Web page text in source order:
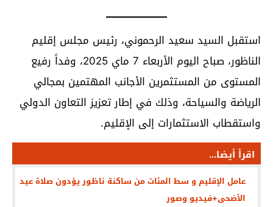
استقبل السيد سعيد الرحموني، رئيس مجلس إقليم
الناظور، صباح اليوم الأربعاء 7 ماي 2025، وفداً رفيع
المستوى من المستثمرين الأجانب المهتمين بمجالي
الرياضة والسياحة، وذلك في إطار تعزيز التعاون الدولي
واستقطاب الاستثمارات إلى الإقليم.
اقرأ أيضا...
عامل الإقليم و سط المئات من ساكنة ناظور يؤدون صلاة عيد
الأضحى+فيديو وصور